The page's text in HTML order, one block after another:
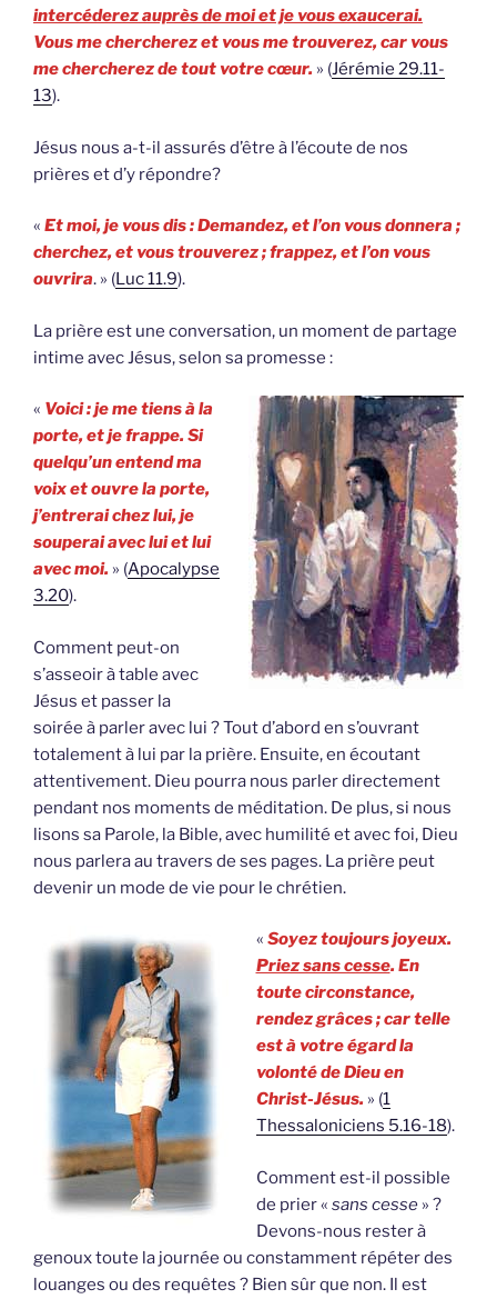
intercéderez auprès de moi et je vous exaucerai.
Vous me chercherez et vous me trouverez, car vous
me chercherez de tout votre cœur. » (Jérémie 29.11-
13).
Jésus nous a-t-il assurés d’être à l’écoute de nos
prières et d’y répondre?
« Et moi, je vous dis : Demandez, et l’on vous donnera ;
cherchez, et vous trouverez ; frappez, et l’on vous
ouvrira. » (Luc 11.9).
La prière est une conversation, un moment de partage
intime avec Jésus, selon sa promesse :
« Voici : je me tiens à la
porte, et je frappe. Si
quelqu’un entend ma
voix et ouvre la porte,
j’entrerai chez lui, je
souperai avec lui et lui
avec moi. » (Apocalypse
3.20).
Comment peut-on
s’asseoir à table avec
Jésus et passer la
soirée à parler avec lui ? Tout d’abord en s’ouvrant
totalement à lui par la prière. Ensuite, en écoutant
attentivement. Dieu pourra nous parler directement
pendant nos moments de méditation. De plus, si nous
lisons sa Parole, la Bible, avec humilité et avec foi, Dieu
nous parlera au travers de ses pages. La prière peut
devenir un mode de vie pour le chrétien.
« Soyez toujours joyeux.
Priez sans cesse. En
toute circonstance,
rendez grâces ; car telle
est à votre égard la
volonté de Dieu en
Christ-Jésus. » (1
Thessaloniciens 5.16-18).
Comment est-il possible
de prier « sans cesse» ?
Devons-nous rester à
genoux toute la journée ou constamment répéter des
louanges ou des requêtes ? Bien sûr que non. Il est